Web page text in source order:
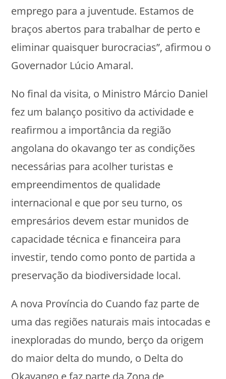
emprego para a juventude. Estamos de
braços abertos para trabalhar de perto e
eliminar quaisquer burocracias”, afirmou o
Governador Lúcio Amaral.
No final da visita, o Ministro Márcio Daniel
fez um balanço positivo da actividade e
reafirmou a importância da região
angolana do okavango ter as condições
necessárias para acolher turistas e
empreendimentos de qualidade
internacional e que por seu turno, os
empresários devem estar munidos de
capacidade técnica e financeira para
investir, tendo como ponto de partida a
preservação da biodiversidade local.
A nova Província do Cuando faz parte de
uma das regiões naturais mais intocadas e
inexploradas do mundo, berço da origem
do maior delta do mundo, o Delta do
Okavango e faz parte da Zona de